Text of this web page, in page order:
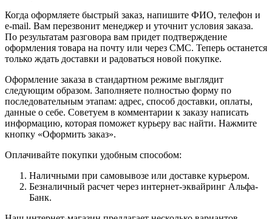
Когда оформляете быстрый заказ, напишите ФИО, телефон и
e-mail. Вам перезвонит менеджер и уточнит условия заказа.
По результатам разговора вам придет подтверждение
оформления товара на почту или через СМС. Теперь останется
только ждать доставки и радоваться новой покупке.
Оформление заказа в стандартном режиме выглядит
следующим образом. Заполняете полностью форму по
последовательным этапам: адрес, способ доставки, оплаты,
данные о себе. Советуем в комментарии к заказу написать
информацию, которая поможет курьеру вас найти. Нажмите
кнопку «Оформить заказ».
Оплачивайте покупки удобным способом:
Наличными при самовывозе или доставке курьером.
Безналичный расчет через интернет-эквайринг Альфа-
Банк.